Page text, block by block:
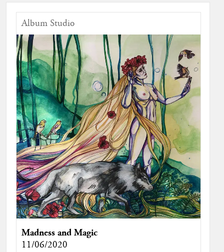
Album Studio
Madness and Magic
11/06/2020